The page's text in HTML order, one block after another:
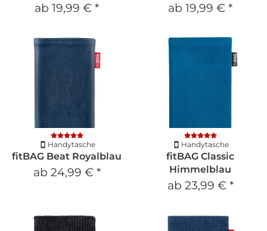
ab 19,99 € * ab 19,99 € *
Handytasche
fitBAG Beat Royalblau
ab 24,99 € *
Handytasche
fitBAG Classic
Himmelblau
ab 23,99 € *